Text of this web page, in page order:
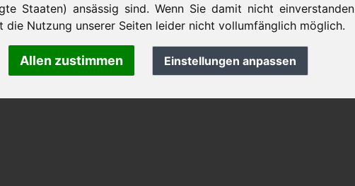
Staaten) ansässig sind. Wenn Sie damit nicht einverstanden
die Nutzung unserer Seiten leider nicht vollumfänglich möglich.
Allen zustimmen Einstellungen anpassen
· Telefon:+49.85389129900
Frankcom IT Service | Frank Heilmann | Impressum & Datenschutz